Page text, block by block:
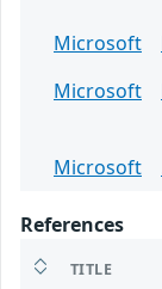
Microsoft
Microsoft
Microsoft
References
TITLE